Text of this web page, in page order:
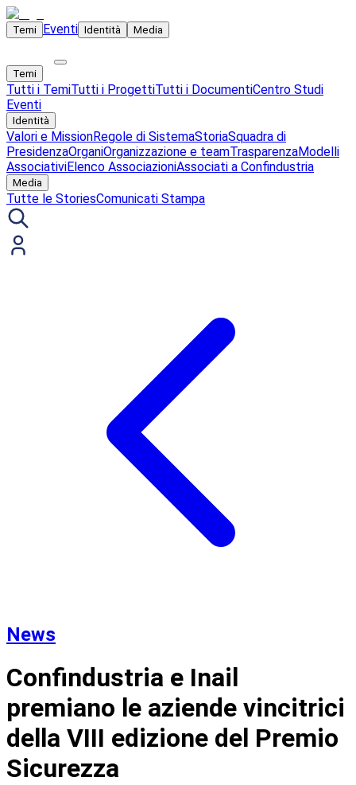
Temi Eventi Identità Media
Temi
Tutti i TemiTutti i ProgettiTutti i DocumentiCentro Studi
Eventi
Identità
Valori e MissionRegole di SistemaStoriaSquadra di
PresidenzaOrganiOrganizzazione e teamTrasparenzaModelli
AssociativiElenco AssociazioniAssociati a Confindustria
Media
Tutte le StoriesComunicati Stampa
News
Confindustria e Inail
premiano le aziende vincitrici
della VIII edizione del Premio
Sicurezza